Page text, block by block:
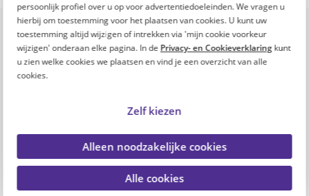
persoonlijk profiel over u op voor advertentiedoeleinden. We vragen u
hierbij om toestemming voor het plaatsen van cookies. U kunt uw
toestemming altijd wijzigen of intrekken via 'mijn cookie voorkeur
wijzigen' onderaan elke pagina. In de Privacy- en Cookieverklaringkunt
u zien welke cookies we plaatsen en vind je een overzicht van alle
cookies.
Zelf kiezen
Alleen noodzakelijke cookies
Alle cookies
Onze missie
De toenemende inflatie en stijgende kosten
maken het leven steeds duurder. Ook
professionals in zorg en welzijn merken dit in
Om professionals in zorg en welzijn te helpen,
website, 100 ideeën om financieel fit te blijven.
Een platform voor én door professionals in zorg
en welzijn. Vind en deel inspiratie om financieel